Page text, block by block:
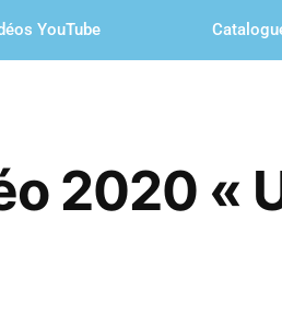
YouTube
2020 «